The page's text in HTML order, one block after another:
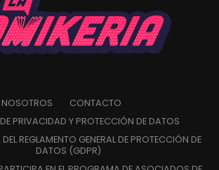
NOSOTROS
CONTACTO
PRIVACIDAD Y PROTECCIÓN DE DATOS
REGLAMENTO GENERAL DE PROTECCIÓN DE
DATOS (GDPR)